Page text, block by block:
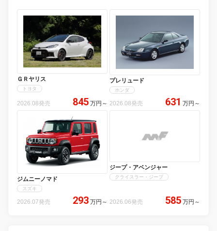
ＧＲヤリス
トヨタ
2026.08発売 845 万円 ～
プレリュード
ホンダ
2026.08発売 631 万円 ～
ジムニーノマド
スズキ
2026.07発売 293 万円 ～
ジープ・アベンジャー
クライスラー・ジープ
2026.06発売 585 万円 ～